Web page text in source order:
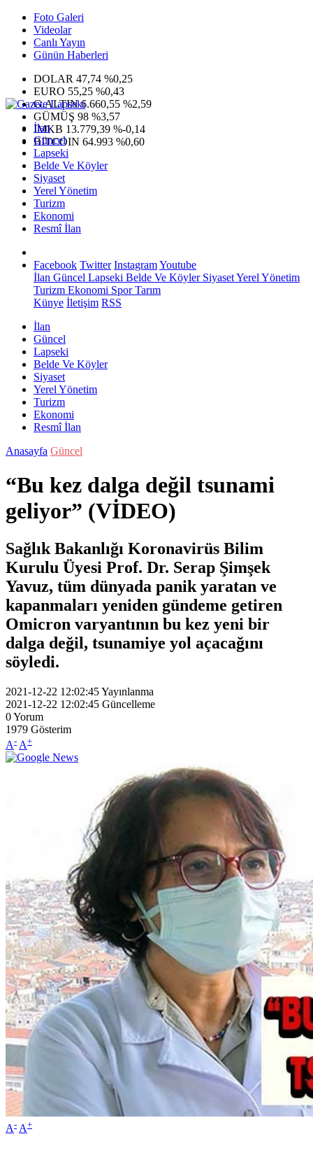
Foto Galeri
Videolar
Canlı Yayın
Günün Haberleri
DOLAR 47,74 %0,25
EURO 55,25 %0,43
G.ALTIN6.660,55 %2,59
GÜMÜŞ 98 %3,57
IMKB 13.779,39 %-0,14
BITCOIN 64.993 %0,60
İlan
Güncel
Lapseki
Belde Ve Köyler
Siyaset
Yerel Yönetim
Turizm
Ekonomi
Resmî İlan
Facebook Twitter InstagramYoutube
İlan Güncel Lapseki Belde Ve KöylerSiyasetYerel Yönetim
Turizm Ekonomi SporTarım
Künye İletişim RSS
İlan
Güncel
Lapseki
Belde Ve Köyler
Siyaset
Yerel Yönetim
Turizm
Ekonomi
Resmî İlan
Anasayfa Güncel
“Bu kez dalga değil tsunami
geliyor” (VİDEO)
Sağlık Bakanlığı Koronavirüs Bilim
Kurulu Üyesi Prof. Dr. Serap Şimşek
Yavuz, tüm dünyada panik yaratan ve
kapanmaları yeniden gündeme getiren
Omicron varyantının bu kez yeni bir
dalga değil, tsunamiye yol açacağını
söyledi.
2021-12-22 12:02:45Yayınlanma
2021-12-22 12:02:45 Güncelleme
0Yorum
1979 Gösterim
A- A+
A- A+